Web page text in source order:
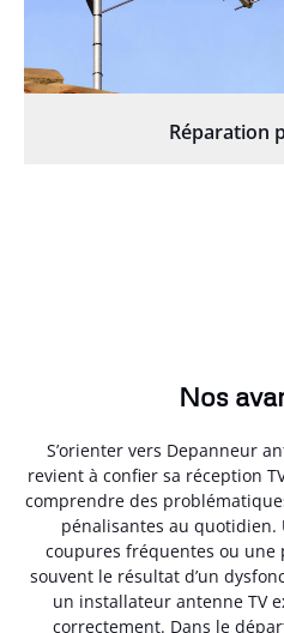
Réparation
Nos
S’orienter vers Depanneur
revient à confier sa réception
comprendre des
pénalisantes au quotidien.
coupures fréquentes ou une
souvent le résultat d’un
un installateur antenne TV
correctement. Dans le